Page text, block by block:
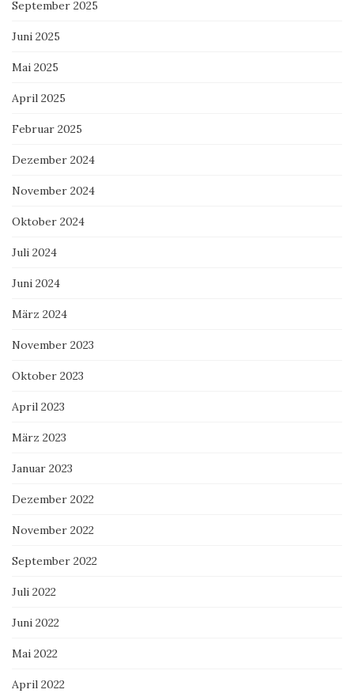
September 2025
Juni 2025
Mai 2025
April 2025
Februar 2025
Dezember 2024
November 2024
Oktober 2024
Juli 2024
Juni 2024
März 2024
November 2023
Oktober 2023
April 2023
März 2023
Januar 2023
Dezember 2022
November 2022
September 2022
Juli 2022
Juni 2022
Mai 2022
April 2022